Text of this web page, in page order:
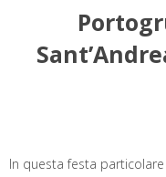
In questa festa particolare